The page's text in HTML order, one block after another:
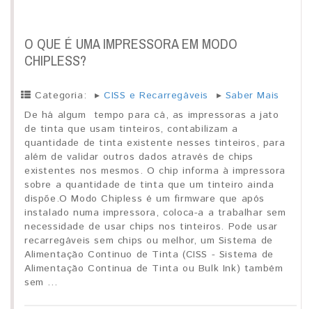
O QUE É UMA IMPRESSORA EM MODO
CHIPLESS?
Categoria: ▸CISS e Recarregáveis ▸ Saber Mais
De há algum tempo para cá, as impressoras a jato
de tinta que usam tinteiros, contabilizam a
quantidade de tinta existente nesses tinteiros, para
além de validar outros dados através de chips
existentes nos mesmos. O chip informa à impressora
sobre a quantidade de tinta que um tinteiro ainda
dispõe.O Modo Chipless é um firmware que após
instalado numa impressora, coloca-a a trabalhar sem
necessidade de usar chips nos tinteiros. Pode usar
recarregáveis sem chips ou melhor, um Sistema de
Alimentação Continuo de Tinta (CISS - Sistema de
Alimentação Continua de Tinta ou Bulk Ink) também
sem ...